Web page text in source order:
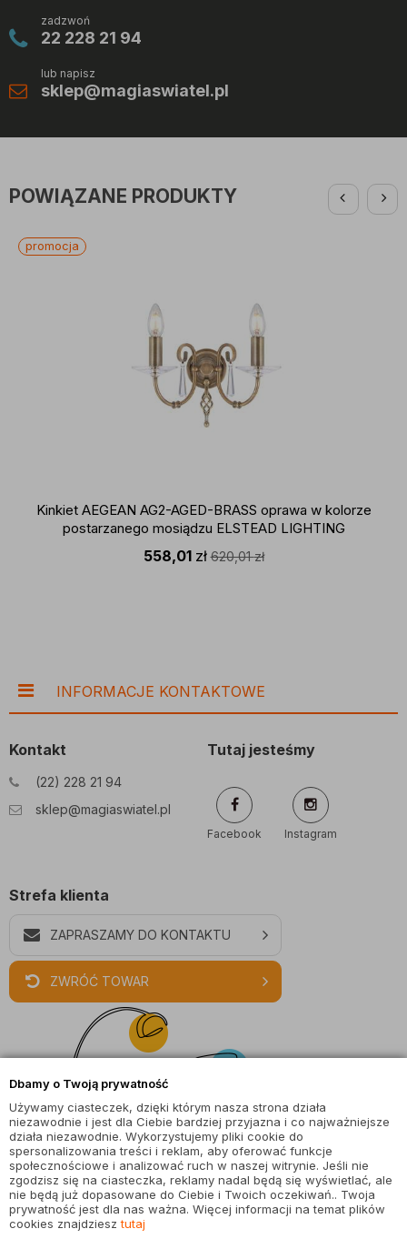
Dbamy o Twoją prywatność
Używamy ciasteczek, dzięki którym nasza strona działa
niezawodnie i jest dla Ciebie bardziej przyjazna i co najważniejsze
działa niezawodnie. Wykorzystujemy pliki cookie do
spersonalizowania treści i reklam, aby oferować funkcje
społecznościowe i analizować ruch w naszej witrynie. Jeśli nie
zgodzisz się na ciasteczka, reklamy nadal będą się wyświetlać, ale
nie będą już dopasowane do Ciebie i Twoich oczekiwań.. Twoja
prywatność jest dla nas ważna. Więcej informacji na temat plików
cookies znajdziesz tutaj
zadzwoń
22 228 21 94
lub napisz
sklep@magiaswiatel.pl
POWIĄZANE PRODUKTY
promocja
Kinkiet AEGEAN AG2-AGED-BRASS oprawa w kolorze
postarzanego mosiądzu ELSTEAD LIGHTING
558,01 zł 620,01zł
INFORMACJE KONTAKTOWE
Kontakt
(22) 228 21 94
sklep@magiaswiatel.pl
Tutaj jesteśmy
Facebook Instagram
Strefa klienta
ZAPRASZAMY DO KONTAKTU
ZWRÓĆ TOWAR
© wszystkie prawa zastrzeżone |